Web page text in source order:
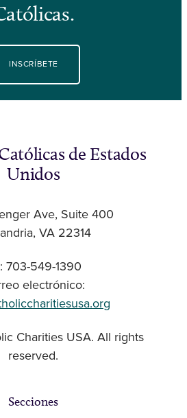
INSCRÍBETE
de Estados
Unidos
Ave, Suite 400
VA 22314
703-549-1390
electrónico:
Charities USA. All rights
reserved.
Secciones